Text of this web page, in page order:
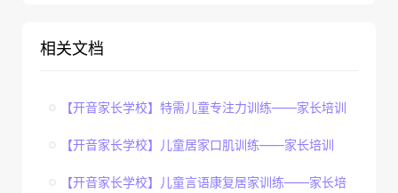
相关文档
【开音家长学校】特需儿童专注力训练——家长培训
【开音家长学校】儿童居家口肌训练——家长培训
【开音家长学校】儿童言语康复居家训练——家长培